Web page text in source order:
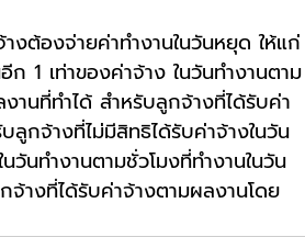
งต้องจ่ายค่าทำงานในวันหยุด ให้แก่
1 เท่าของค่าจ้าง ในวันทำงานตาม
านที่ทำได้ สำหรับลูกจ้างที่ได้รับค่า
กจ้างที่ไม่มีสิทธิได้รับค่าจ้างในวัน
นทำงานตามชั่วโมงที่ทำงานในวัน
างที่ได้รับค่าจ้างตามผลงานโดย